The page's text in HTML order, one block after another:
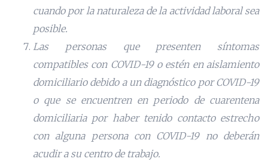
cuando por la naturaleza de la actividad laboral sea
posible.
Las personas que presenten síntomas
compatibles con COVID-19 o estén en aislamiento
domiciliario debido a un diagnóstico por COVID-19
o que se encuentren en periodo de cuarentena
domiciliaria por haber tenido contacto estrecho
con alguna persona con COVID-19 no deberán
acudir a su centro de trabajo.